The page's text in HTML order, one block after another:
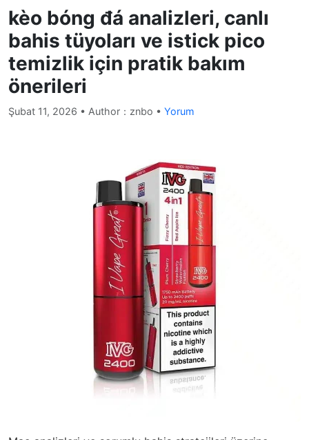
kèo bóng đá analizleri, canlı
bahis tüyoları ve istick pico
temizlik için pratik bakım
önerileri
Şubat 11, 2026 • Author：znbo • Yorum